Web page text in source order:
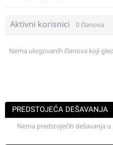
Aktivni korisnici 0 članova
Nema ulogovanih članova koji
PREDSTOJEĆA DEŠAVANJA
Nema predstojećih dešavanja